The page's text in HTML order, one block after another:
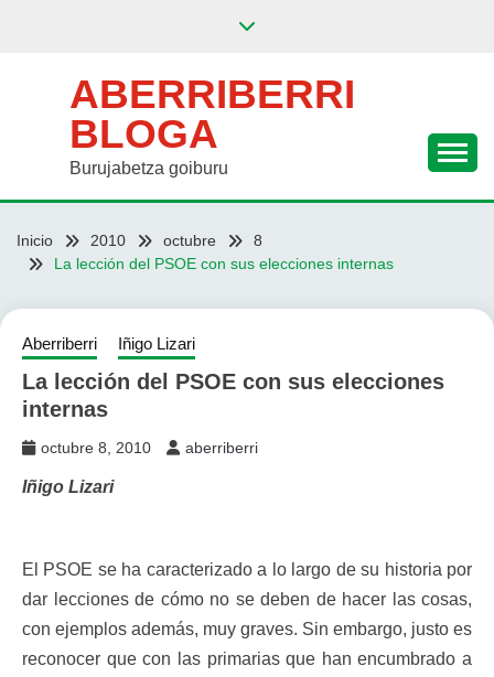
ABERRIBERRI
BLOGA
Burujabetza goiburu
Inicio 2010 octubre
8
La lección del PSOE con sus elecciones internas
Aberriberri Iñigo Lizari
La lección del PSOE con sus elecciones
internas
octubre 8, 2010 aberriberri
Iñigo Lizari
El PSOE se ha caracterizado a lo largo de su historia por
dar lecciones de cómo no se deben de hacer las cosas,
con ejemplos además, muy graves. Sin embargo, justo es
reconocer que con las primarias que han encumbrado a